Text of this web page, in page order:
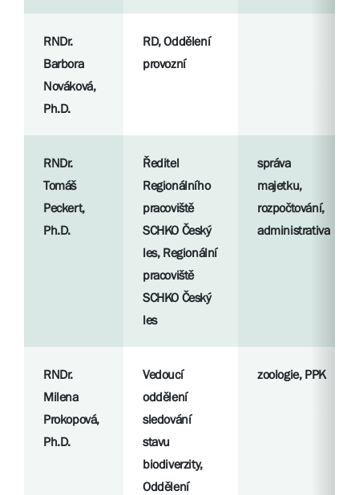
RNDr.
Barbora
Nováková,
Ph.D.
RD, Oddělení
provozní
RNDr.
Tomáš
Peckert,
Ph.D.
Ředitel
Regionálního
pracoviště
SCHKO Český
les, Regionální
pracoviště
SCHKO Český
les
správa
majetku,
rozpočtování,
administrativa
RNDr.
Milena
Prokopová,
Ph.D.
Vedoucí
oddělení
sledování
stavu
biodiverzity,
Oddělení
zoologie, PPK